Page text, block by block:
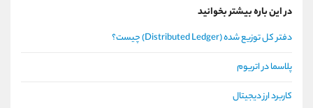
در این باره بیشتر بخوانید
دفتر کل توزیع شده (Distributed Ledger) چیست؟
پلاسما در اتریوم
کاربرد ارز دیجیتال